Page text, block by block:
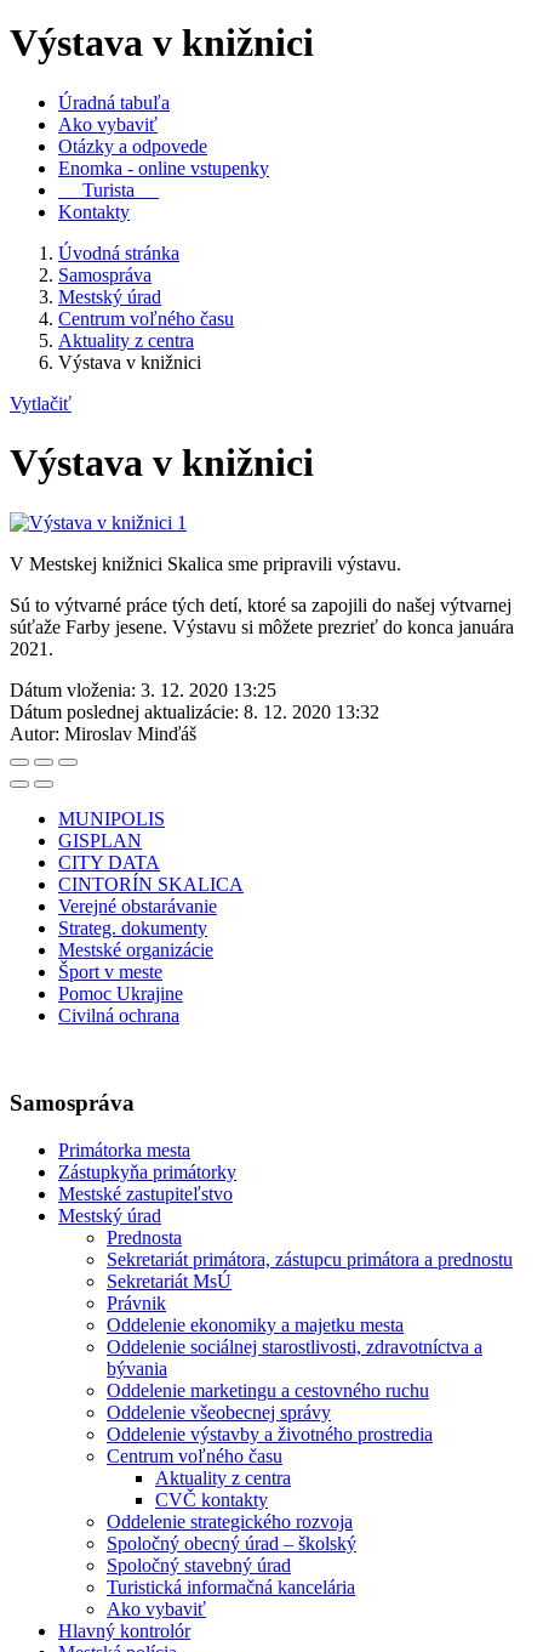
Výstava v knižnici
Úradná tabuľa
Ako vybaviť
Otázky a odpovede
Enomka - online vstupenky
Turista
Kontakty
Úvodná stránka
Samospráva
Mestský úrad
Centrum voľného času
Aktuality z centra
Výstava v knižnici
Vytlačiť
Výstava v knižnici
V Mestskej knižnici Skalica sme pripravili výstavu.
Sú to výtvarné práce tých detí, ktoré sa zapojili do našej výtvarnej
súťaže Farby jesene. Výstavu si môžete prezrieť do konca januára
2021.
Dátum vloženia: 3. 12. 2020 13:25
Dátum poslednej aktualizácie: 8. 12. 2020 13:32
Autor: Miroslav Minďáš
MUNIPOLIS
GISPLAN
CITY DATA
CINTORÍN SKALICA
Verejné obstarávanie
Strateg. dokumenty
Mestské organizácie
Šport v meste
Pomoc Ukrajine
Civilná ochrana
Samospráva
Primátorka mesta
Zástupkyňa primátorky
Mestské zastupiteľstvo
Mestský úrad
Prednosta
Sekretariát primátora, zástupcu primátora a prednostu
Sekretariát MsÚ
Právnik
Oddelenie ekonomiky a majetku mesta
Oddelenie sociálnej starostlivosti, zdravotníctva a
bývania
Oddelenie marketingu a cestovného ruchu
Oddelenie všeobecnej správy
Oddelenie výstavby a životného prostredia
Centrum voľného času
Aktuality z centra
CVČ kontakty
Oddelenie strategického rozvoja
Spoločný obecný úrad – školský
Spoločný stavebný úrad
Turistická informačná kancelária
Ako vybaviť
Hlavný kontrolór